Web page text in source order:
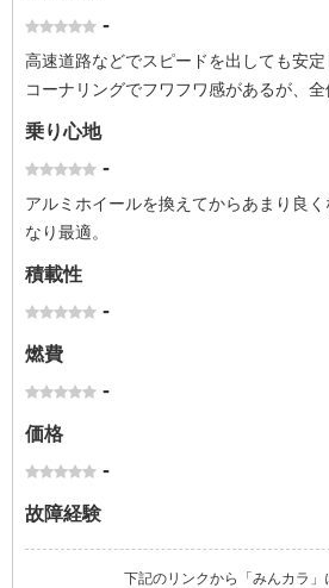
-
高速道路などでスピードを出しても安
コーナリングでフワフワ感があるが、全
乗り心地
-
アルミホイールを換えてからあまり良
なり最適。
積載性
-
燃費
-
価格
-
故障経験
下記のリンクから「みんカラ」